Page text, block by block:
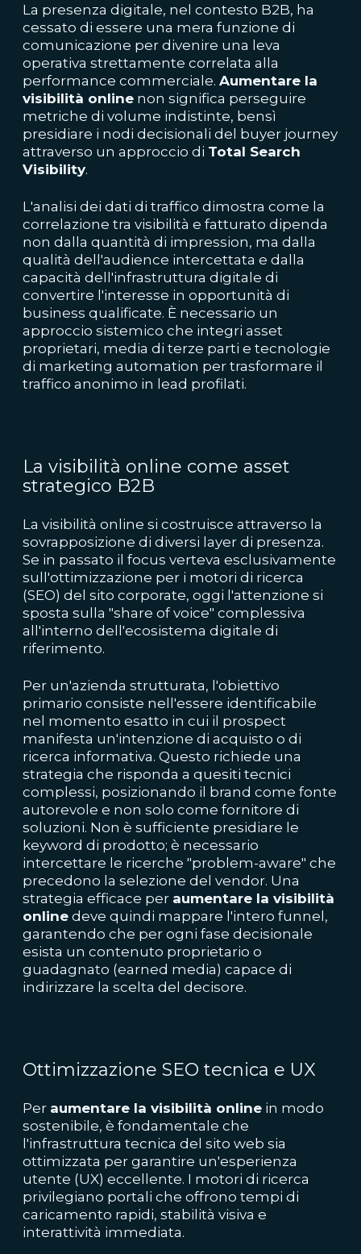
La presenza digitale, nel contesto B2B, ha
cessato di essere una mera funzione di
comunicazione per divenire una leva
operativa strettamente correlata alla
performance commerciale. Aumentare la
visibilità online non significa perseguire
metriche di volume indistinte, bensì
presidiare i nodi decisionali del buyer journey
attraverso un approccio di Total Search
Visibility.
L'analisi dei dati di traffico dimostra come la
correlazione tra visibilità e fatturato dipenda
non dalla quantità di impression, ma dalla
qualità dell'audience intercettata e dalla
capacità dell'infrastruttura digitale di
convertire l'interesse in opportunità di
business qualificate. È necessario un
approccio sistemico che integri asset
proprietari, media di terze parti e tecnologie
di marketing automation per trasformare il
traffico anonimo in lead profilati.
La visibilità online come asset
strategico B2B
La visibilità online si costruisce attraverso la
sovrapposizione di diversi layer di presenza.
Se in passato il focus verteva esclusivamente
sull'ottimizzazione per i motori di ricerca
(SEO) del sito corporate, oggi l'attenzione si
sposta sulla "share of voice" complessiva
all'interno dell'ecosistema digitale di
riferimento.
Per un'azienda strutturata, l'obiettivo
primario consiste nell'essere identificabile
nel momento esatto in cui il prospect
manifesta un'intenzione di acquisto o di
ricerca informativa. Questo richiede una
strategia che risponda a quesiti tecnici
complessi, posizionando il brand come fonte
autorevole e non solo come fornitore di
soluzioni. Non è sufficiente presidiare le
keyword di prodotto; è necessario
intercettare le ricerche "problem-aware" che
precedono la selezione del vendor. Una
strategia efficace per aumentare la visibilità
online deve quindi mappare l'intero funnel,
garantendo che per ogni fase decisionale
esista un contenuto proprietario o
guadagnato (earned media) capace di
indirizzare la scelta del decisore.
Ottimizzazione SEO tecnica e UX
Per aumentare la visibilità online in modo
sostenibile, è fondamentale che
l'infrastruttura tecnica del sito web sia
ottimizzata per garantire un'esperienza
utente (UX) eccellente. I motori di ricerca
privilegiano portali che offrono tempi di
caricamento rapidi, stabilità visiva e
interattività immediata.